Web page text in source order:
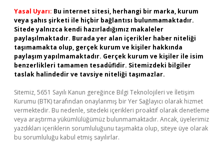
Yasal Uyarı: Bu internet sitesi, herhangi bir marka, kurum
veya şahıs şirketi ile hiçbir bağlantısı bulunmamaktadır.
Sitede yalnızca kendi hazırladığımız makaleler
paylaşılmaktadır. Burada yer alan içerikler haber niteliği
taşımamakta olup, gerçek kurum ve kişiler hakkında
paylaşım yapılmamaktadır. Gerçek kurum ve kişiler ile isim
benzerlikleri tamamen tesadüfidir. Sitemizdeki bilgiler
taslak halindedir ve tavsiye niteliği taşımazlar.
Sitemiz, 5651 Sayılı Kanun gereğince Bilgi Teknolojileri ve İletişim
Kurumu (BTK) tarafından onaylanmış bir Yer Sağlayıcı olarak hizmet
vermektedir. Bu nedenle, sitedeki içerikleri proaktif olarak denetleme
veya araştırma yükümlülüğümüz bulunmamaktadır. Ancak, üyelerimiz
yazdıkları içeriklerin sorumluluğunu taşımakta olup, siteye üye olarak
bu sorumluluğu kabul etmiş sayılırlar.